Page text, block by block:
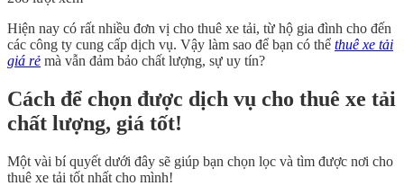
Hiện nay có rất nhiều đơn vị cho thuê xe tải, từ hộ gia đình cho đến
các công ty cung cấp dịch vụ. Vậy làm sao để bạn có thể thuê xe tải
giá rẻ mà vẫn đảm bảo chất lượng, sự uy tín?
Cách để chọn được dịch vụ cho thuê xe tải
chất lượng, giá tốt!
Một vài bí quyết dưới đây sẽ giúp bạn chọn lọc và tìm được nơi cho
thuê xe tải tốt nhất cho mình!